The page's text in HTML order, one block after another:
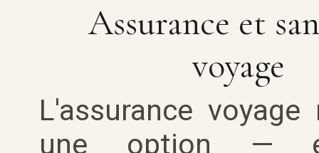
Assurance et
voyage
L'assurance voyage
une option —